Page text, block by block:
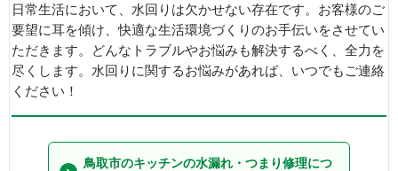
日常生活において、水回りは欠かせない存在です。お客様のご
要望に耳を傾け、快適な生活環境づくりのお手伝いをさせてい
ただきます。どんなトラブルやお悩みも解決するべく、全力を
尽くします。水回りに関するお悩みがあれば、いつでもご連絡
ください！
鳥取市のキッチンの水漏れ・つまり修理につ